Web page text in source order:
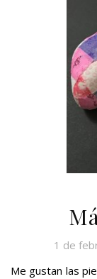
1 de
Me gustan las